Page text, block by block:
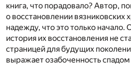
книга, что порадовало? Автор,
о восстановлении
надежду, что это только начало.
история их восстановления не
страницей для будущих
выражает озабоченность